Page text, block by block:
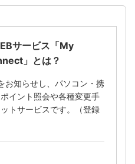
サービス「My
」とは？
お知らせし、パソコン・携
イント照会や各種変更手
トサービスです。（登録